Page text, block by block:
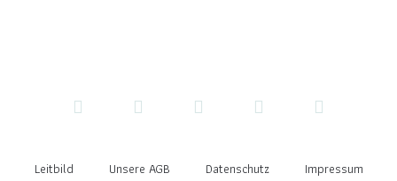
Leitbild Unsere AGB Datenschutz Impressum